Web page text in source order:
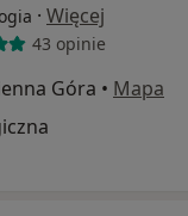
· Więcej
43 opinie
Góra • Mapa